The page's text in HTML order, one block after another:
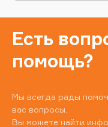
Есть
помощь?
Мы всегда рады
вас вопросы.
Вы можете найти